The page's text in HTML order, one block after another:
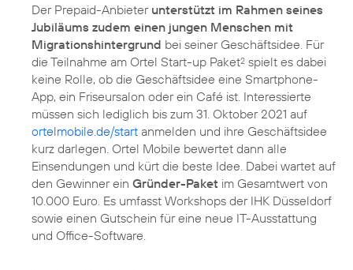
Der Prepaid-Anbieter unterstützt im Rahmen seines
Jubiläums zudem einen jungen Menschen mit
Migrationshintergrund bei seiner Geschäftsidee. Für
die Teilnahme am Ortel Start-up Paket2 spielt es dabei
keine Rolle, ob die Geschäftsidee eine Smartphone-
App, ein Friseursalon oder ein Café ist. Interessierte
müssen sich lediglich bis zum 31. Oktober 2021 auf
ortelmobile.de/start anmelden und ihre Geschäftsidee
kurz darlegen. Ortel Mobile bewertet dann alle
Einsendungen und kürt die beste Idee. Dabei wartet auf
den Gewinner ein Gründer-Paket im Gesamtwert von
10.000 Euro. Es umfasst Workshops der IHK Düsseldorf
sowie einen Gutschein für eine neue IT-Ausstattung